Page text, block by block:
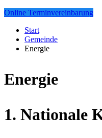
Online Terminvereinbarung
Start
Gemeinde
Energie
Energie
1. Nationale